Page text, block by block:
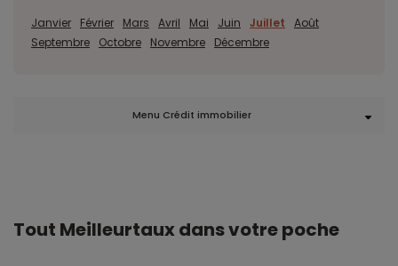
Janvier Février Mars Avril Mai Juin Juillet
Août
Septembre
Octobre Novembre Décembre
Menu Crédit immobilier
Tout Meilleurtaux dans votre poche